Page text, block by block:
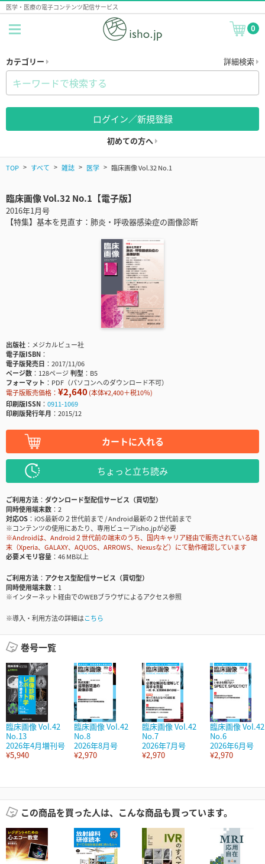
医学・医療の電子コンテンツ配信サービス
0
カテゴリー 詳細検索
ログイン／新規登録
初めての方へ
TOP すべて 雑誌 医学 臨床画像 Vol.32 No.1
臨床画像 Vol.32 No.1【電子版】
2016年1月号
【特集】基本を見直す：肺炎・呼吸器感染症の画像診断
出版社
メジカルビュー社
電子版ISBN
電子版発売日
2017/11/06
ページ数
128ページ判型
B5
フォーマット
PDF（パソコンへのダウンロード不可）
電子版販売価格： ¥2,640(本体¥2,400＋税10％)
印刷版ISSN
0911-1069
印刷版発行年月
2015/12
カートに入れる
ちょっと立ち読み
ご利用方法
ダウンロード型配信サービス（買切型）
同時使用端末数
2
対応OS
iOS最新の２世代前まで / Android最新の２世代前まで
※コンテンツの使用にあたり、専用ビューアisho.jpが必要
※Androidは、Android２世代前の端末のうち、国内キャリア経由で販売されている端
末（Xperia、GALAXY、AQUOS、ARROWS、Nexusなど）にて動作確認しています
必要メモリ容量
46 MB以上
ご利用方法
アクセス型配信サービス（買切型）
同時使用端末数
1
※インターネット経由でのWEBブラウザによるアクセス参照
※導入・利用方法の詳細はこちら
巻号一覧
臨床画像 Vol.42
No.13
2026年4月増刊号
¥5,940
臨床画像 Vol.42
No.8
2026年8月号
¥2,970
臨床画像 Vol.42
No.7
2026年7月号
¥2,970
臨床画像 Vol.42
No.6
2026年6月号
¥2,970
この商品を買った人は、こんな商品も買っています。